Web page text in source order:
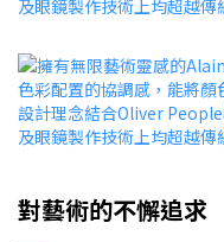
對藝術的不懈追求